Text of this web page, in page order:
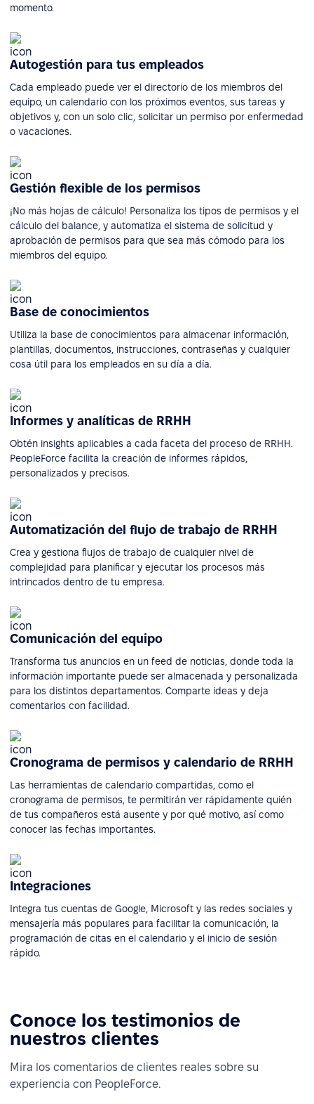
momento.
Autogestión para tus empleados
Cada empleado puede ver el directorio de los miembros del
equipo, un calendario con los próximos eventos, sus tareas y
objetivos y, con un solo clic, solicitar un permiso por enfermedad
o vacaciones.
Gestión flexible de los permisos
¡No más hojas de cálculo! Personaliza los tipos de permisos y el
cálculo del balance, y automatiza el sistema de solicitud y
aprobación de permisos para que sea más cómodo para los
miembros del equipo.
Base de conocimientos
Utiliza la base de conocimientos para almacenar información,
plantillas, documentos, instrucciones, contraseñas y cualquier
cosa útil para los empleados en su día a día.
Informes y analíticas de RRHH
Obtén insights aplicables a cada faceta del proceso de RRHH.
PeopleForce facilita la creación de informes rápidos,
personalizados y precisos.
Automatización del flujo de trabajo de RRHH
Crea y gestiona flujos de trabajo de cualquier nivel de
complejidad para planificar y ejecutar los procesos más
intrincados dentro de tu empresa.
Comunicación del equipo
Transforma tus anuncios en un feed de noticias, donde toda la
información importante puede ser almacenada y personalizada
para los distintos departamentos. Comparte ideas y deja
comentarios con facilidad.
Cronograma de permisos y calendario de RRHH
Las herramientas de calendario compartidas, como el
cronograma de permisos, te permitirán ver rápidamente quién
de tus compañeros está ausente y por qué motivo, así como
conocer las fechas importantes.
Integraciones
Integra tus cuentas de Google, Microsoft y las redes sociales y
mensajería más populares para facilitar la comunicación, la
programación de citas en el calendario y el inicio de sesión
rápido.
Conoce los testimonios de
nuestros clientes
Mira los comentarios de clientes reales sobre su
experiencia con PeopleForce.